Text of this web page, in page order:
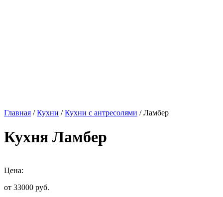
Главная /Кухни /Кухни с антресолями / Ламбер
Кухня Ламбер
Цена:
от 33000 руб.